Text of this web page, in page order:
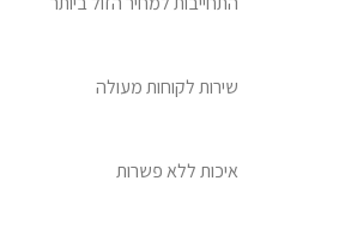
שירות לקוחות מעולה
איכות ללא פשרות